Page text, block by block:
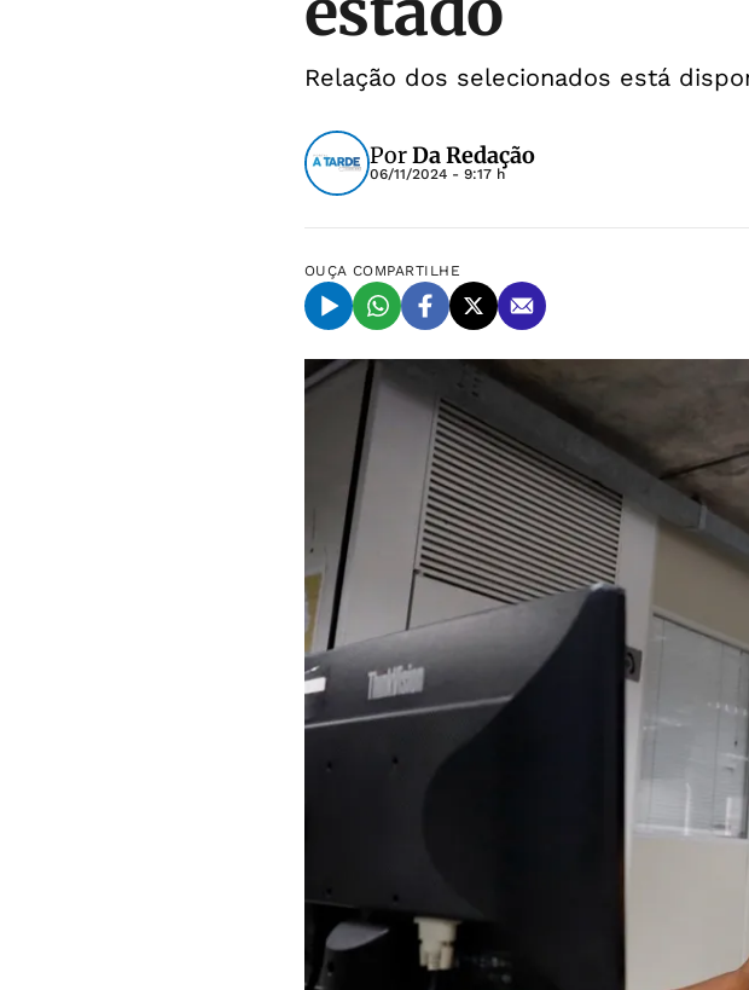
Relação dos selecionados está
PorDa Redação
06/11/2024 - 9:17 h
OUÇA COMPARTILHE